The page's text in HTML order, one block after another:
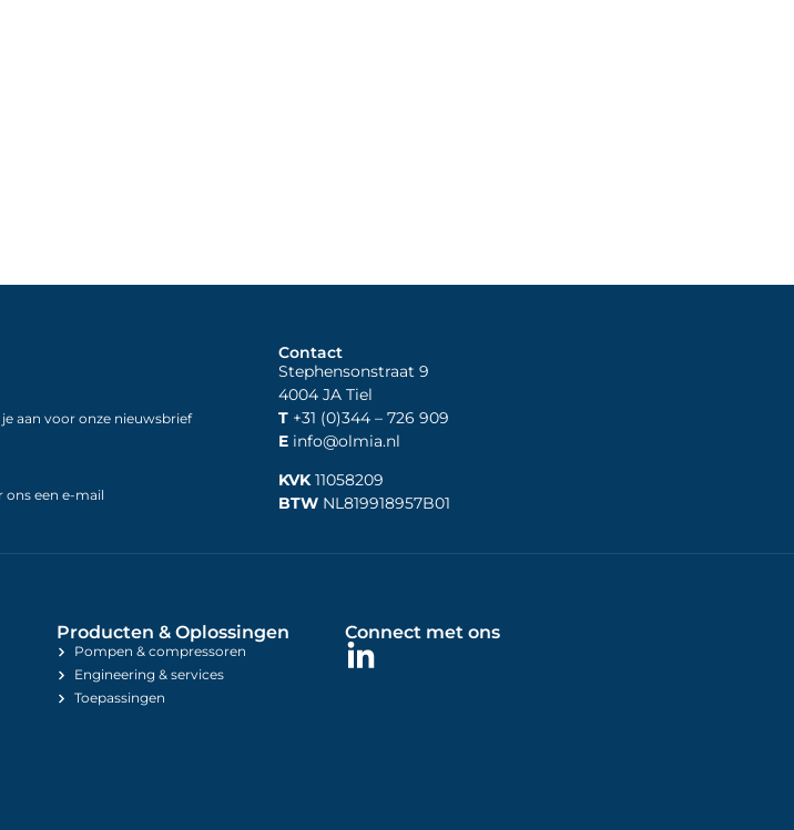
je aan voor onze nieuwsbrief
ons een e-mail
Contact
Stephensonstraat 9
4004 JA Tiel
T+31 (0)344– 726 909
Einfo@olmia.nl
KVK11058209
BTWNL819918957B01
Producten & Oplossingen
Pompen & compressoren
Engineering & services
Toepassingen
Connect met ons